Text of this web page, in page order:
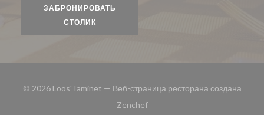
ЗАБРОНИРОВАТЬ
СТОЛИК
© 2026 Loos'Taminet — Веб-страница ресторана создана
Zenchef((открывается в новом окне))